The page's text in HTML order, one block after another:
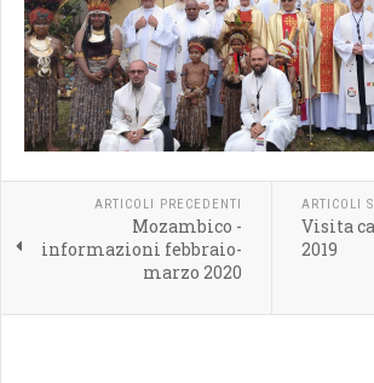
ARTICOLI PRECEDENTI
Mozambico -
informazioni febbraio-
marzo 2020
ARTICOLI
Visita
2019